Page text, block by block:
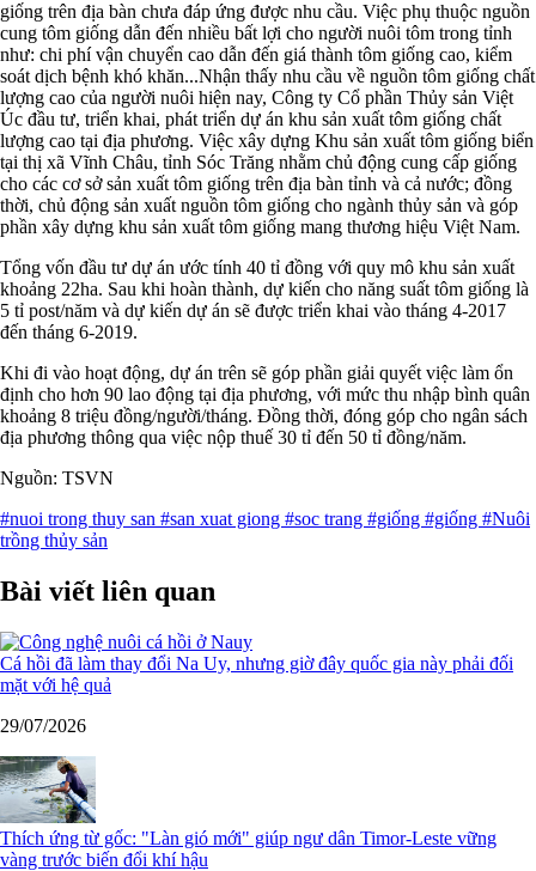
giống trên địa bàn chưa đáp ứng được nhu cầu. Việc phụ thuộc nguồn
cung tôm giống dẫn đến nhiều bất lợi cho người nuôi tôm trong tỉnh
như: chi phí vận chuyển cao dẫn đến giá thành tôm giống cao, kiểm
soát dịch bệnh khó khăn...Nhận thấy nhu cầu về nguồn tôm giống chất
lượng cao của người nuôi hiện nay, Công ty Cổ phần Thủy sản Việt
Úc đầu tư, triển khai, phát triển dự án khu sản xuất tôm giống chất
lượng cao tại địa phương. Việc xây dựng Khu sản xuất tôm giống biển
tại thị xã Vĩnh Châu, tỉnh Sóc Trăng nhằm chủ động cung cấp giống
cho các cơ sở sản xuất tôm giống trên địa bàn tỉnh và cả nước; đồng
thời, chủ động sản xuất nguồn tôm giống cho ngành thủy sản và góp
phần xây dựng khu sản xuất tôm giống mang thương hiệu Việt Nam.
Tổng vốn đầu tư dự án ước tính 40 tỉ đồng với quy mô khu sản xuất
khoảng 22ha. Sau khi hoàn thành, dự kiến cho năng suất tôm giống là
5 tỉ post/năm và dự kiến dự án sẽ được triển khai vào tháng 4-2017
đến tháng 6-2019.
Khi đi vào hoạt động, dự án trên sẽ góp phần giải quyết việc làm ổn
định cho hơn 90 lao động tại địa phương, với mức thu nhập bình quân
khoảng 8 triệu đồng/người/tháng. Đồng thời, đóng góp cho ngân sách
địa phương thông qua việc nộp thuế 30 tỉ đến 50 tỉ đồng/năm.
Nguồn: TSVN
#nuoi trong thuy san #san xuat giong #soc trang #giống #giống #Nuôi
trồng thủy sản
Bài viết liên quan
Cá hồi đã làm thay đổi Na Uy, nhưng giờ đây quốc gia này phải đối
mặt với hệ quả
29/07/2026
Thích ứng từ gốc: "Làn gió mới" giúp ngư dân Timor-Leste vững
vàng trước biến đổi khí hậu